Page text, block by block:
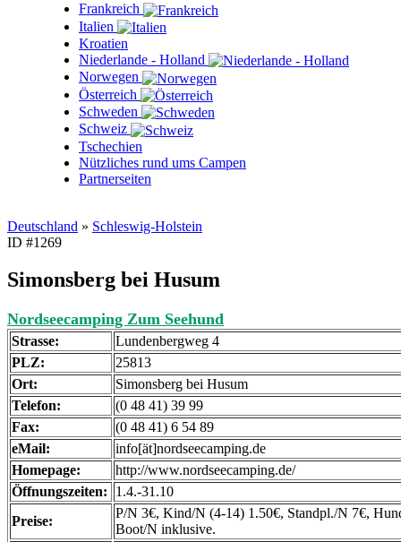
Frankreich
Italien
Kroatien
Niederlande - Holland
Norwegen
Österreich
Schweden
Schweiz
Tschechien
Nützliches rund ums Campen
Partnerseiten
Deutschland » Schleswig-Holstein
ID #1269
Simonsberg bei Husum
Nordseecamping Zum Seehund
Strasse:
Lundenbergweg 4
PLZ:
25813
Ort:
Simonsberg bei Husum
Telefon:
(0 48 41) 39 99
Fax:
(0 48 41) 6 54 89
eMail:
info[ät]nordseecamping.de
Homepage:
http://www.nordseecamping.de/
Öffnungszeiten:
1.4.-31.10
Preise:
P/N 3€, Kind/N (4-14) 1.50€, Standpl./N 7€,
Boot/N inklusive.